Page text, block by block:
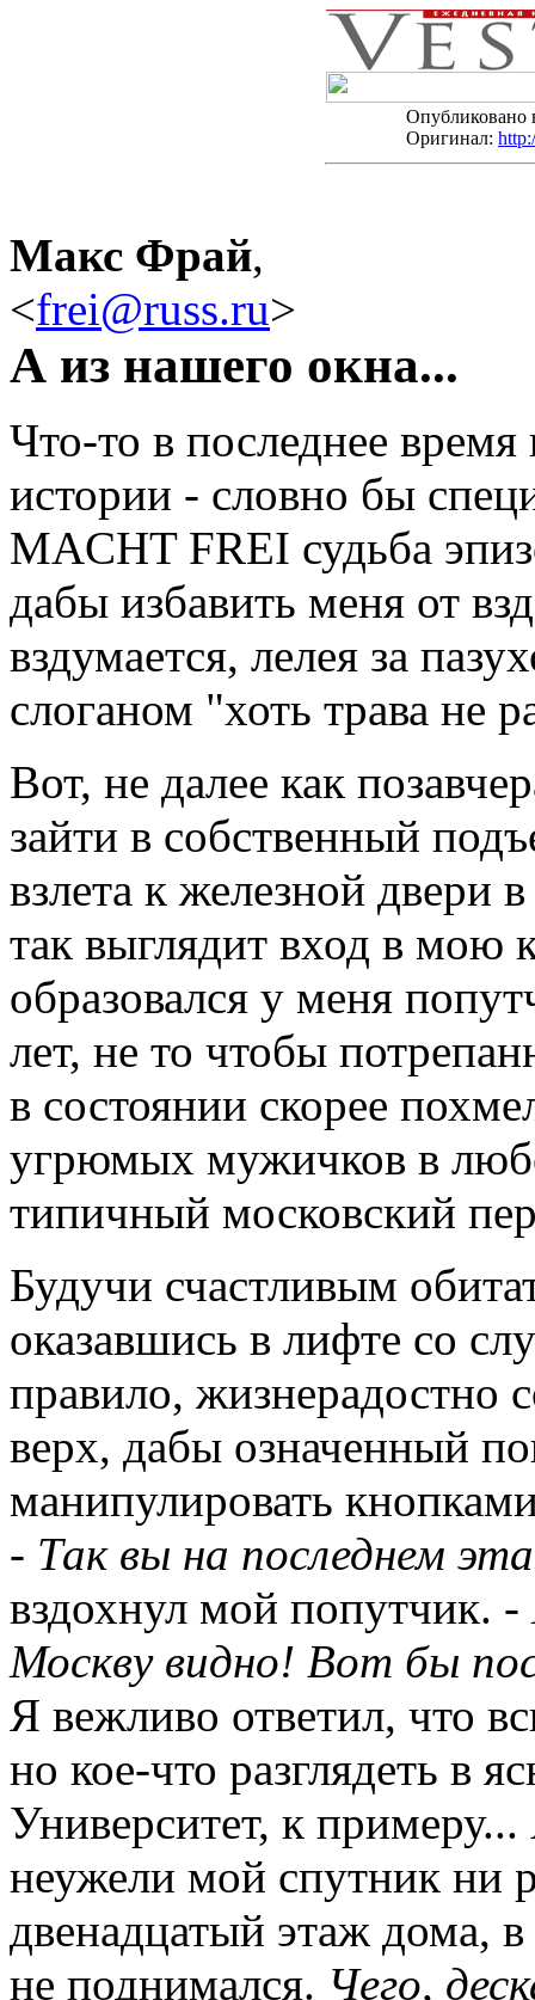
Опубликовано
Оригинал:
Макс Фрай,
<frei@russ.ru>
А из нашего окна...
Что-то в последнее
истории - словно бы
MACHT FREI судьба
дабы избавить меня от
вздумается, лелея за
слоганом "хоть трава не
Вот, не далее как
зайти в собственный
взлета к железной двери
так выглядит вход в мою
образовался у меня
лет, не то чтобы
в состоянии скорее
угрюмых мужичков в
типичный московский
Будучи счастливым
оказавшись в лифте со
правило, жизнерадостно
верх, дабы означенный
манипулировать
- Так вы на последнем
вздохнул мой попутчик. -
Москву видно! Вот бы
Я вежливо ответил, что
но кое-что разглядеть в
Университет, к
неужели мой спутник ни
двенадцатый этаж дома,
не поднимался. Чего,